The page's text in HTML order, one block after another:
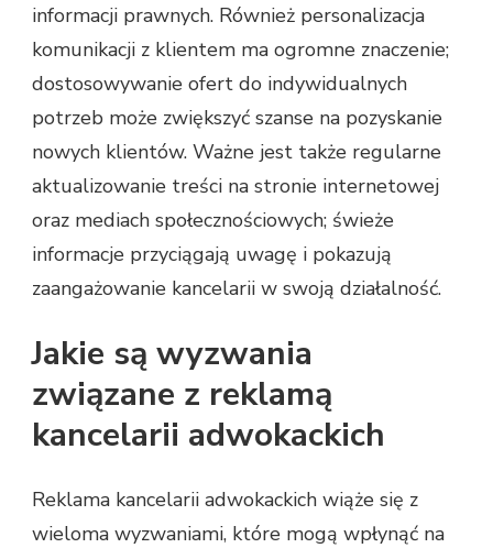
informacji prawnych. Również personalizacja
komunikacji z klientem ma ogromne znaczenie;
dostosowywanie ofert do indywidualnych
potrzeb może zwiększyć szanse na pozyskanie
nowych klientów. Ważne jest także regularne
aktualizowanie treści na stronie internetowej
oraz mediach społecznościowych; świeże
informacje przyciągają uwagę i pokazują
zaangażowanie kancelarii w swoją działalność.
Jakie są wyzwania
związane z reklamą
kancelarii adwokackich
Reklama kancelarii adwokackich wiąże się z
wieloma wyzwaniami, które mogą wpłynąć na